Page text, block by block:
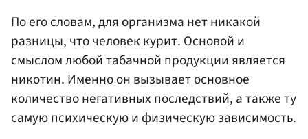
По его словам, для организма нет никакой
разницы, что человек курит. Основой и
смыслом любой табачной продукции является
никотин. Именно он вызывает основное
количество негативных последствий, а также ту
самую психическую и физическую зависимость.